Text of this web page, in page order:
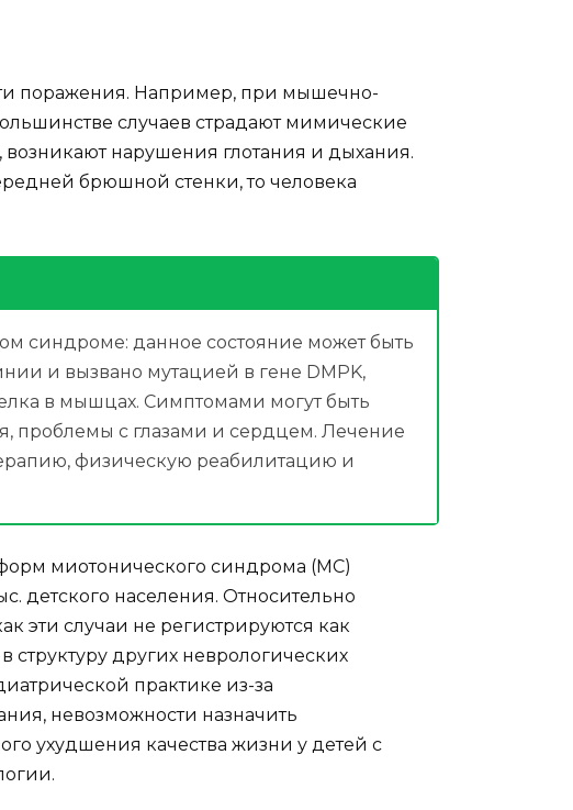
поражения. Например, при мышечно-
случаев страдают мимические
нарушения глотания и дыхания.
брюшной стенки, то человека
синдроме: данное состояние может быть
и вызвано мутацией в гене DMPK,
в мышцах. Симптомами могут быть
проблемы с глазами и сердцем. Лечение
физическую реабилитацию и
миотонического синдрома (МС)
детского населения. Относительно
эти случаи не регистрируются как
структуру других неврологических
практике из-за
невозможности назначить
ухудшения качества жизни у детей с